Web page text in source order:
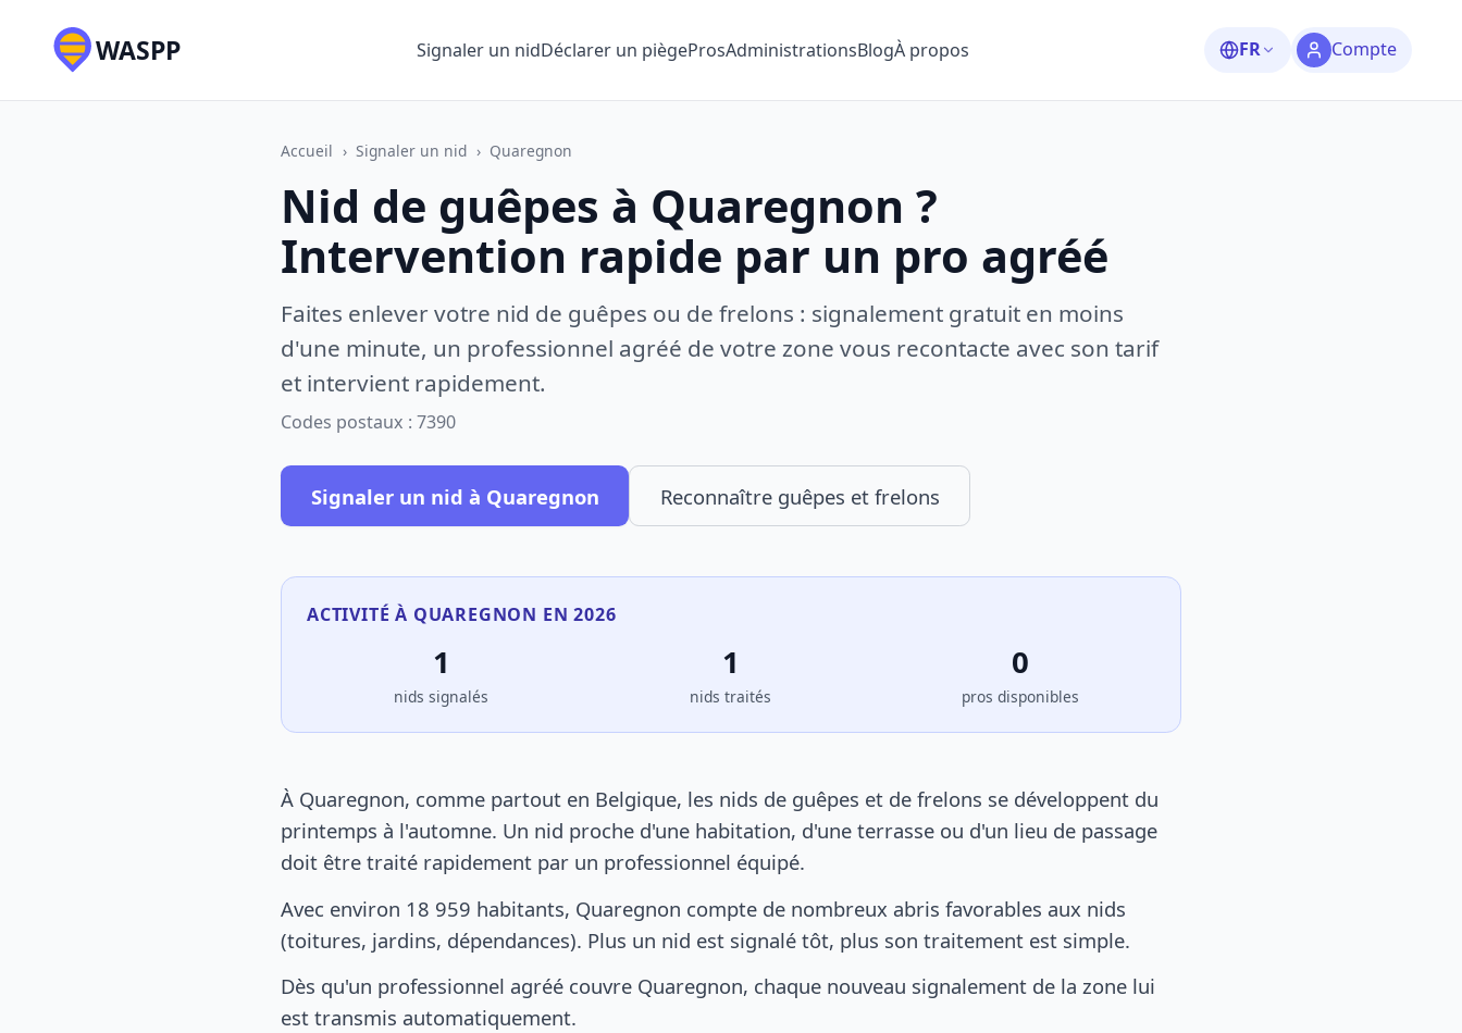
WASPP Signaler un nidDéclarer un piègeProsAdministrationsBlogÀ propos FR Compte
Accueil › Signaler un nid › Quaregnon
Nid de guêpes à Quaregnon ?
Intervention rapide par un pro agréé
Faites enlever votre nid de guêpes ou de frelons : signalement gratuit en moins
d'une minute, un professionnel agréé de votre zone vous recontacte avec son tarif
et intervient rapidement.
Codes postaux : 7390
Signaler un nid à Quaregnon Reconnaître guêpes et frelons
ACTIVITÉ À QUAREGNON EN 2026
1
nids signalés
1
nids traités
0
pros disponibles
À Quaregnon, comme partout en Belgique, les nids de guêpes et de frelons se développent du
printemps à l'automne. Un nid proche d'une habitation, d'une terrasse ou d'un lieu de passage
doit être traité rapidement par un professionnel équipé.
Avec environ 18 959 habitants, Quaregnon compte de nombreux abris favorables aux nids
(toitures, jardins, dépendances). Plus un nid est signalé tôt, plus son traitement est simple.
Dès qu'un professionnel agréé couvre Quaregnon, chaque nouveau signalement de la zone lui
est transmis automatiquement.